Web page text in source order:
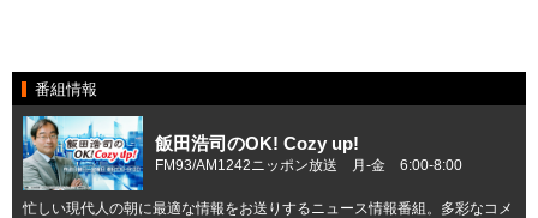
番組情報
飯田浩司のOK! Cozy up!
FM93/AM1242ニッポン放送 月-金 6:00-8:00
忙しい現代人の朝に最適な情報をお送りするニュース情報番組。多彩なコメ